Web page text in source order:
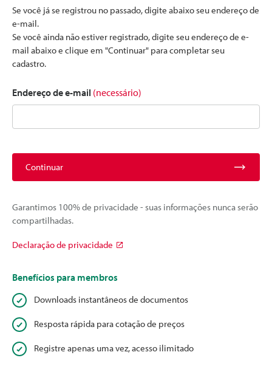
Se você já se registrou no passado, digite abaixo seu endereço de
e-mail.
Se você ainda não estiver registrado, digite seu endereço de e-
mail abaixo e clique em "Continuar" para completar seu
cadastro.
Endereço de e-mail (necessário)
Continuar
Garantimos 100% de privacidade - suas informações nunca serão
compartilhadas.
Declaração de privacidade
Benefícios para membros
Downloads instantâneos de documentos
Resposta rápida para cotação de preços
Registre apenas uma vez, acesso ilimitado